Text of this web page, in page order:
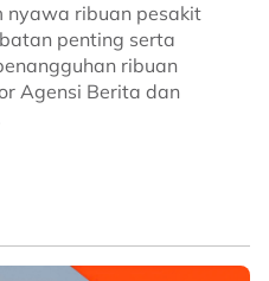
nyawa ribuan pesakit
penting serta
ribuan
Agensi Berita dan